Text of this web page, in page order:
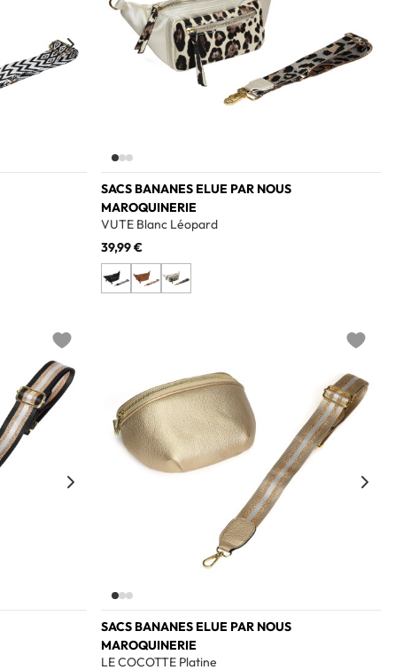
SACS BANANES ELUE PAR NOUS
MAROQUINERIE
VUTE Blanc Léopard
39,99 €
Add to wishlist
SACS BANANES ELUE PAR NOUS
MAROQUINERIE
LE COCOTTE Platine